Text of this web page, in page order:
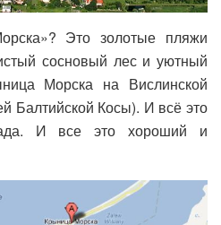
Это золотые пляжи
сосновый лес и уютный
Морска на Вислинской
Балтийской Косы). И всё это
И все этохороший и